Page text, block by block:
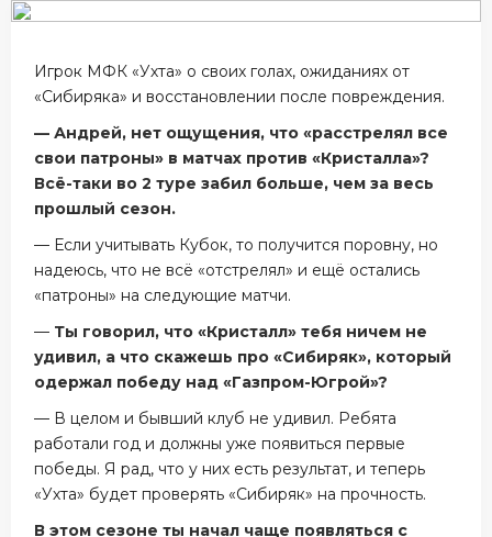
Игрок МФК «Ухта» о своих голах, ожиданиях от
«Сибиряка» и восстановлении после повреждения.
— Андрей, нет ощущения, что «расстрелял все
свои патроны» в матчах против «Кристалла»?
Всё-таки во 2 туре забил больше, чем за весь
прошлый сезон.
— Если учитывать Кубок, то получится поровну, но
надеюсь, что не всё «отстрелял» и ещё остались
«патроны» на следующие матчи.
— Ты говорил, что «Кристалл» тебя ничем не
удивил, а что скажешь про «Сибиряк», который
одержал победу над «Газпром-Югрой»?
— В целом и бывший клуб не удивил. Ребята
работали год и должны уже появиться первые
победы. Я рад, что у них есть результат, и теперь
«Ухта» будет проверять «Сибиряк» на прочность.
В этом сезоне ты начал чаще появляться с